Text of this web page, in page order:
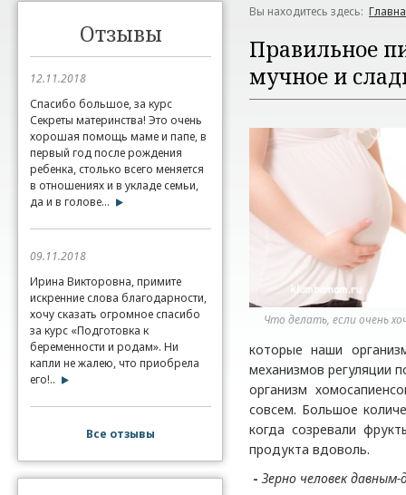
Отзывы
12.11.2018
Спасибо большое, за курс
Секреты материнства! Это очень
хорошая помощь маме и папе, в
первый год после рождения
ребенка, столько всего меняется
в отношениях и в укладе семьи,
да и в голове...
09.11.2018
Ирина Викторовна, примите
искренние слова благодарности,
хочу сказать огромное спасибо
за курс «Подготовка к
беременности и родам». Ни
капли не жалею, что приобрела
его!..
Все отзывы
Вы находитесь здесь:
Правильное
мучное и
Что делать, если очень
которые наши
механизмов регуляции
организм
совсем. Большое
когда созревали
продукта вдоволь.
- Зерно человек